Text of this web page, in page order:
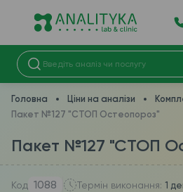
Головна Ціни на аналізи
Пакет №127 "СТОП Остеопороз"
Пакет №127 "СТОП
Код 1088 Термін виконання: 1